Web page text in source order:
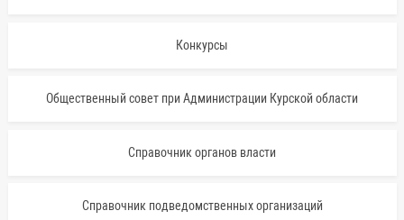
Конкурсы
Общественный совет при Администрации Курской области
Справочник органов власти
Справочник подведомственных организаций